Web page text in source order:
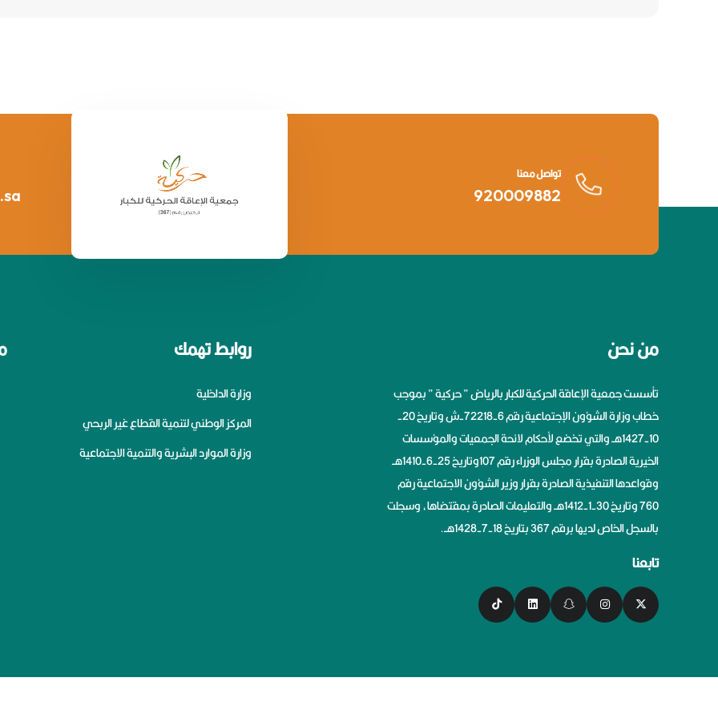
تواصل معنا
920009882
من نحن
تأسست جمعية الإعاقة الحركية للكبار بالرياض ” حركية ” بموجب
خطاب وزارة الشؤون الإجتماعية رقم 6-72218-ش وتاريخ 20-
10-1427هــ والتي تخضع لأحكام لائحة الجمعيات والمؤسسات
الخيرية الصادرة بقرار مجلس الوزراء رقم 107وتاريخ 25-6-1410هــ
وقواعدها التنفيذية الصادرة بقرار وزير الشؤون الاجتماعية رقم
760 وتاريخ 30-1-1412هــ والتعليمات الصادرة بمقتضاها، وسجلت
بالسجل الخاص لديها برقم 367 بتاريخ 18-7-1428هــ.
تابعنا
روابط تهمك
وزارة الداخلية
المركز الوطني لتنمية القطاع غير الربحي
وزارة الموارد البشرية والتنمية الاجتماعية